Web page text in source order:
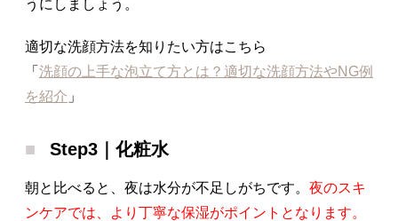
うにしましょう。
適切な洗顔方法を知りたい方はこちら
「 洗顔の上手な泡立て方とは？適切な洗顔方法やNG例
を紹介 」
Step3｜化粧水
朝と比べると、夜は水分が不足しがちです。 夜のスキ
ンケアでは、より丁寧な保湿がポイントとなります。